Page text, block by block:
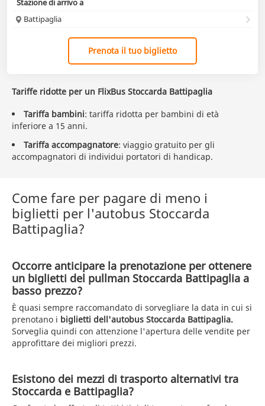
Stazione di arrivo a
Battipaglia
Prenota il tuo biglietto
Tariffe ridotte per un FlixBus Stoccarda Battipaglia
Tariffa bambini: tariffa ridotta per bambini di età
inferiore a 15 anni.
Tariffa accompagnatore: viaggio gratuito per gli
accompagnatori di individui portatori di handicap.
Come fare per pagare di meno i
biglietti per l'autobus Stoccarda
Battipaglia?
Occorre anticipare la prenotazione per ottenere
un biglietti del pullman Stoccarda Battipaglia a
basso prezzo?
È quasi sempre raccomandato di sorvegliare la data in cui si
prenotano i biglietti dell'autobus Stoccarda Battipaglia.
Sorveglia quindi con attenzione l'apertura delle vendite per
approfittare dei migliori prezzi.
Esistono dei mezzi di trasporto alternativi tra
Stoccarda e Battipaglia?